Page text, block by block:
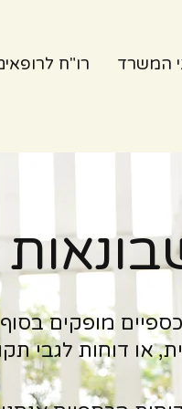
המשרד רו"ח
מופקים
או דוחות לגבי